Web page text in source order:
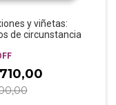
y viñetas:
de circunstancia